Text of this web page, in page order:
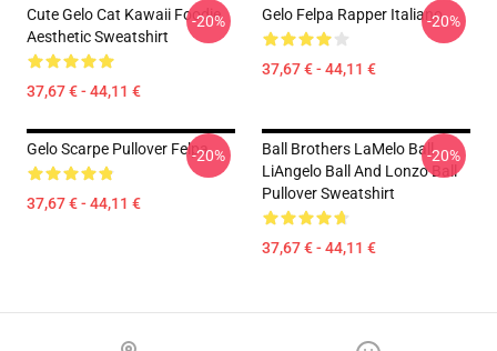
Cute Gelo Cat Kawaii Foodie
Aesthetic Sweatshirt
37,67 € - 44,11 €
-20% Gelo Felpa Rapper Italiano
37,67 € - 44,11 €
-20%
Gelo Scarpe Pullover Felpa
37,67 € - 44,11 €
-20%
Ball Brothers LaMelo Ball
LiAngelo Ball And Lonzo Ball
Pullover Sweatshirt
37,67 € - 44,11 €
-20%